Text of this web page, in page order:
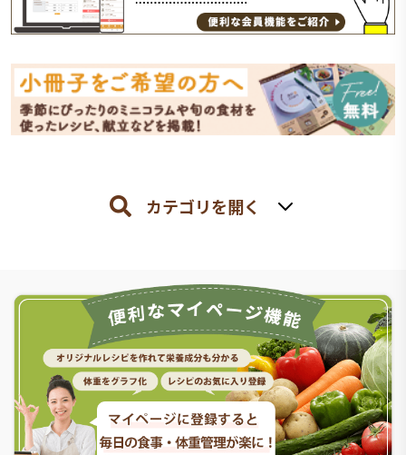
カテゴリを開く